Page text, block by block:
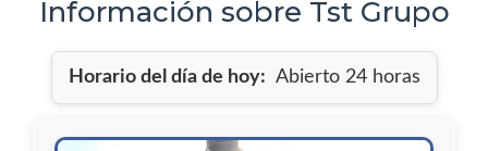
Información sobre Tst Grupo
Horario del día de hoy: Abierto 24 horas